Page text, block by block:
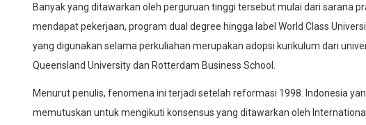
Banyak yang ditawarkan oleh perguruan tinggi tersebut mulai dari sarana
mendapat pekerjaan, program dual degree hingga label World Class
yang digunakan selama perkuliahan merupakan adopsi kurikulum dari
Queensland University dan Rotterdam Business School.
Menurut penulis, fenomena ini terjadi setelah reformasi 1998. Indonesia
memutuskan untuk mengikuti konsensus yang ditawarkan oleh